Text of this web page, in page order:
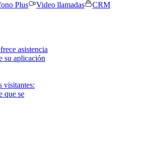
Plus Video llamadas
CRM
asistencia
su aplicación
visitantes:
que se